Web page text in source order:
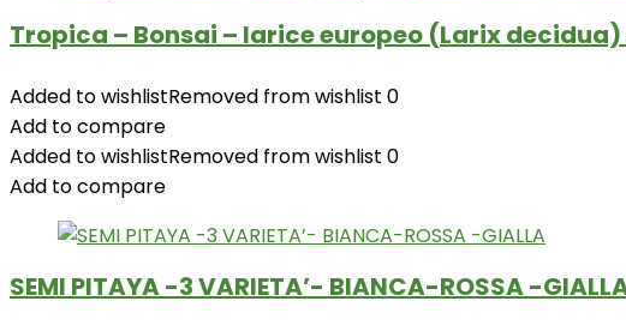
Tropica – Bonsai – larice europeo (Larix decidua)
Added to wishlistRemoved from wishlist 0
Add to compare
Added to wishlistRemoved from wishlist 0
Add to compare
SEMI PITAYA -3 VARIETA’- BIANCA-ROSSA -